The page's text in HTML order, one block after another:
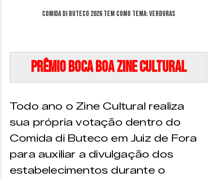
Comida di Buteco 2026 tem como tema: Verduras
Prêmio Boca Boa Zine Cultural
Todo ano o Zine Cultural realiza
sua própria votação dentro do
Comida di Buteco em Juiz de Fora
para auxiliar a divulgação dos
estabelecimentos durante o